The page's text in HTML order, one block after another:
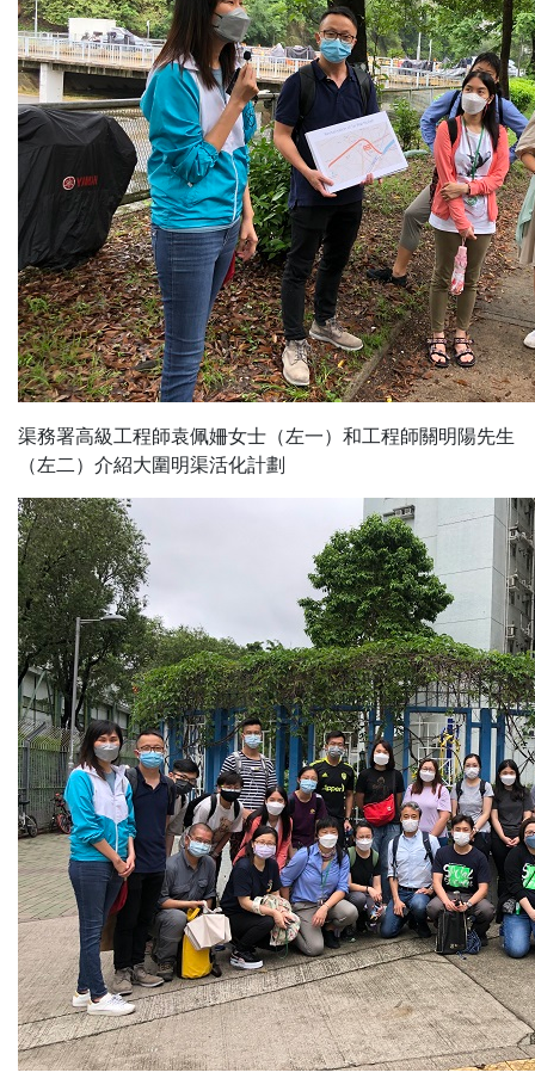
渠務署高級工程師袁佩姍女士（左一）和工程師關明陽先生
（左二）介紹大圍明渠活化計劃